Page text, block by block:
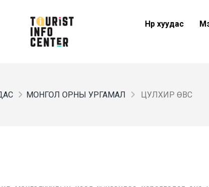
Нүүр хуудас
МОНГОЛ ОРНЫ УРГАМАЛ ЦУЛХИР ӨВС